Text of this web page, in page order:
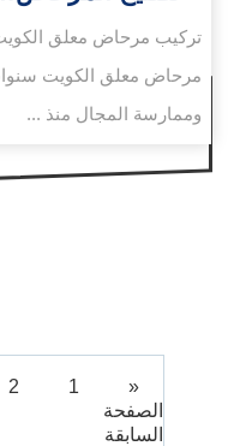
تركيب مرحاض معلق
مرحاض معلق الكويت
وممارسة المجال منذ ...
«
الصفحة
السابقة
1
2